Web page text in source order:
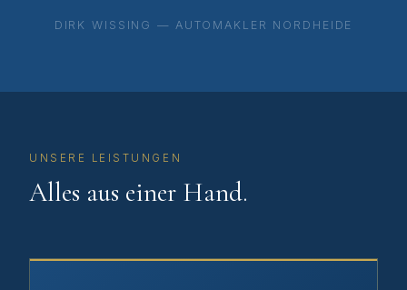
DIRK WISSING — AUTOMAKLER NORDHEIDE
UNSERE LEISTUNGEN
Alles aus einer Hand.